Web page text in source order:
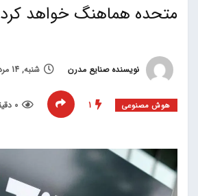
متحده هماهنگ خواهد کرد
نویسنده صنایع مدرن شنبه, 14 مرداد 1402, ساعت 10:45
هوش مصنوعی 1 0 دقیقه زمان مطالعه